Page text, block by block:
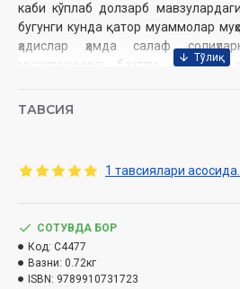
каби кўплаб долзарб
бугунги кунда қатор муаммолар
ҳадислар ҳамда салаф
мусулмоннинг бахтли оилавий
Муаллиф:
Ҳажми:528 бет
Муқоваси:қаттиқ
ТАВСИЯ
1 тавсиялари асосида.
СОТУВДА БОР
Код: C4477
Вазни: 0.72кг
ISBN: 9789910731723